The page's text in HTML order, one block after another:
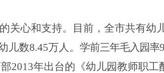
关心和支持。 目前， 全市共有幼
儿数8.45万人 。 学前三年毛入园率
2013年出台的《幼儿园教师职工